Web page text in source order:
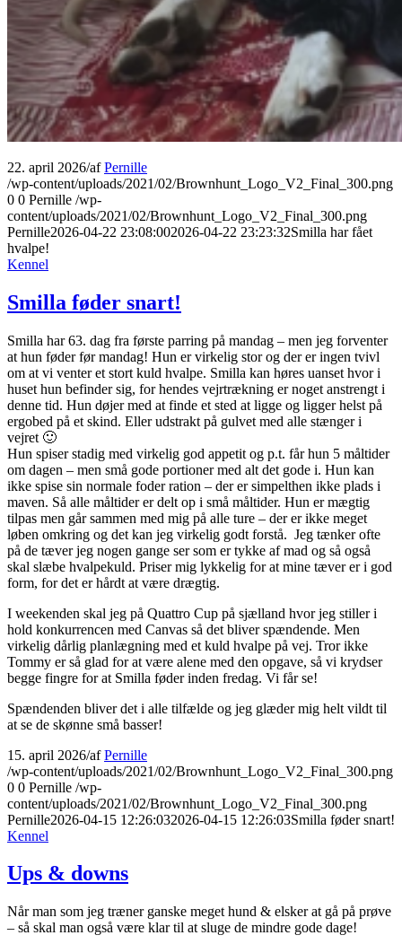
22. april 2026/afPernille
/wp-content/uploads/2021/02/Brownhunt_Logo_V2_Final_300.png
0 0 Pernille /wp-
content/uploads/2021/02/Brownhunt_Logo_V2_Final_300.png
Pernille2026-04-22 23:08:002026-04-22 23:23:32Smilla har fået
hvalpe!
Kennel
Smilla føder snart!
Smilla har 63. dag fra første parring på mandag – men jeg forventer
at hun føder før mandag! Hun er virkelig stor og der er ingen tvivl
om at vi venter et stort kuld hvalpe. Smilla kan høres uanset hvor i
huset hun befinder sig, for hendes vejrtrækning er noget anstrengt i
denne tid. Hun døjer med at finde et sted at ligge og ligger helst på
ergobed på et skind. Eller udstrakt på gulvet med alle stænger i
vejret 🙂
Hun spiser stadig med virkelig god appetit og p.t. får hun 5 måltider
om dagen – men små gode portioner med alt det gode i. Hun kan
ikke spise sin normale foder ration – der er simpelthen ikke plads i
maven. Så alle måltider er delt op i små måltider. Hun er mægtig
tilpas men går sammen med mig på alle ture – der er ikke meget
løben omkring og det kan jeg virkelig godt forstå. Jeg tænker ofte
på de tæver jeg nogen gange ser som er tykke af mad og så også
skal slæbe hvalpekuld. Priser mig lykkelig for at mine tæver er i god
form, for det er hårdt at være drægtig.
I weekenden skal jeg på Quattro Cup på sjælland hvor jeg stiller i
hold konkurrencen med Canvas så det bliver spændende. Men
virkelig dårlig planlægning med et kuld hvalpe på vej. Tror ikke
Tommy er så glad for at være alene med den opgave, så vi krydser
begge fingre for at Smilla føder inden fredag. Vi får se!
Spændenden bliver det i alle tilfælde og jeg glæder mig helt vildt til
at se de skønne små basser!
15. april 2026/afPernille
/wp-content/uploads/2021/02/Brownhunt_Logo_V2_Final_300.png
0 0 Pernille /wp-
content/uploads/2021/02/Brownhunt_Logo_V2_Final_300.png
Pernille2026-04-15 12:26:032026-04-15 12:26:03Smilla føder snart!
Kennel
Ups & downs
Når man som jeg træner ganske meget hund & elsker at gå på prøve
– så skal man også være klar til at sluge de mindre gode dage!